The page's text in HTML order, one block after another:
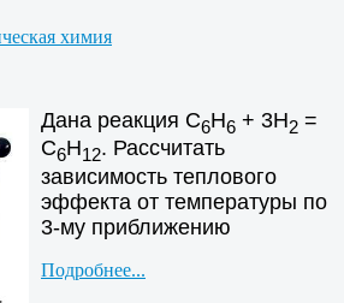
химия
Дана реакция С6Н6 + 3Н2 =
С6Н12. Рассчитать
зависимость теплового
эффекта от температуры по
3-му приближению
Подробнее...